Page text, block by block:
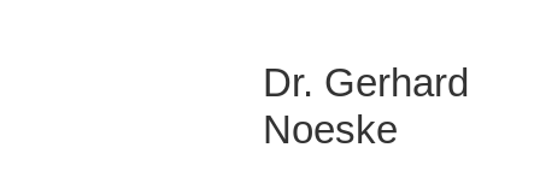
Dr. Gerhard
Noeske